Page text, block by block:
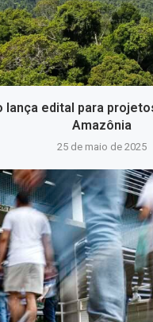
lança edital para
Amazônia
25 de maio de 2025